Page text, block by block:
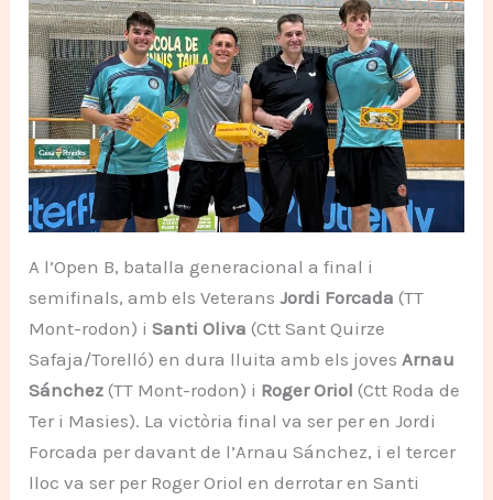
A l’Open B, batalla generacional a final i
semifinals, amb els VeteransJordi Forcada (TT
Mont-rodon) iSanti Oliva (Ctt Sant Quirze
Safaja/Torelló) en dura lluita amb els joves Arnau
Sánchez (TT Mont-rodon) i Roger Oriol (Ctt Roda de
Ter i Masies). La victòria final va ser per en Jordi
Forcada per davant de l’Arnau Sánchez, i el tercer
lloc va ser per Roger Oriol en derrotar en Santi